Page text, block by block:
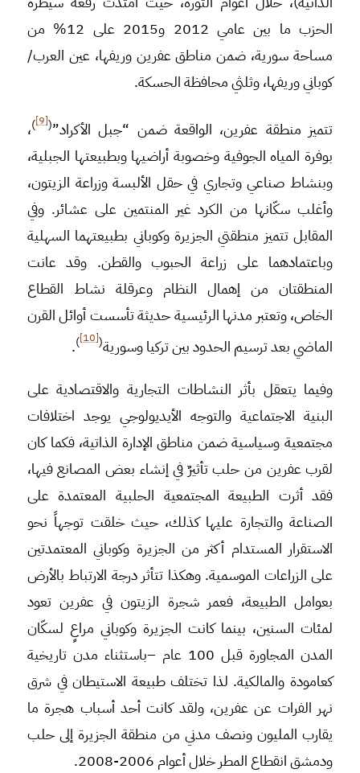
الحزب ما بين عامي 2012 و2015 على 12% من
مساحة سورية، ضمن مناطق عفرين وريفها، عين العرب/
كوباني وريفها، وثلثي محافظة الحسكة.
تتميز منطقة عفرين، الواقعة ضمن “جبل الأكراد”(
[9]
)،
بوفرة المياه الجوفية وخصوبة أراضيها وبطبيعتها الجبلية،
وبنشاط صناعي وتجاري في حقل الألبسة وزراعة الزيتون،
وأغلب سكّانها من الكرد غير المنتمين على عشائر. وفي
المقابل تتميز منطقتي الجزيرة وكوباني بطبيعتهما السهلية
وباعتمادهما على زراعة الحبوب والقطن. وقد عانت
المنطقتان من إهمال النظام وعرقلة نشاط القطاع
الخاص، وتعتبر مدنها الرئيسية حديثة تأسست أوائل القرن
الماضي بعد ترسيم الحدود بين تركيا وسورية(
[10]
)
.
وفيما يتعقل بأثر النشاطات التجارية والاقتصادية على
البنية الاجتماعية والتوجه الأيديولوجي يوجد اختلافات
مجتمعية وسياسية ضمن مناطق الإدارة الذاتية، فكما كان
لقرب عفرين من حلب تأثيرٌ في إنشاء بعض المصانع فيها،
فقد أثرت الطبيعة المجتمعية الحلبية المعتمدة على
الصناعة والتجارة عليها كذلك، حيث خلقت توجهاً نحو
الاستقرار المستدام أكثر من الجزيرة وكوباني المعتمدتين
على الزراعات الموسمية. وهكذا تتأثر درجة الارتباط بالأرض
بعوامل الطبيعة، فعمر شجرة الزيتون في عفرين تعود
لمئات السنين، بينما كانت الجزيرة وكوباني مراعٍ لسكّان
المدن المجاورة قبل 100 عام –باستثناء مدن تاريخية
كعامودة والمالكية. لذا تختلف طبيعة الاستيطان في شرق
نهر الفرات عن عفرين، ولقد كانت أحد أسباب هجرة ما
يقارب المليون ونصف مدني من منطقة الجزيرة إلى حلب
ودمشق انقطاع المطر خلال أعوام 2006-2008.